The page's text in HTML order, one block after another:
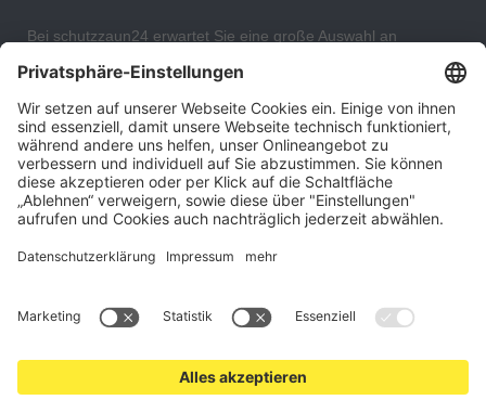
Bei schutzzaun24 erwartet Sie eine große Auswahl an
Schutzgittern, Schutzeinrichtungen, Absturzsicherungen und
auch Ihr Wohngebäude optimal organisieren und sichern
können. An unserem Versandlager bevorraten wir ein großes
Sortiment von Lagerartikeln, welche innerhalb von 48 Stunden
versandbereit sind.
Cookie-Einstellungen Über uns
freibleibend. Solange der Vorrat reicht.
© 2026 schutzzaun24.at